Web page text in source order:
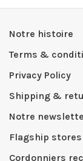
Notre histoire
Terms &
Privacy Policy
Shipping &
Notre
Flagship stores
Cordonniers